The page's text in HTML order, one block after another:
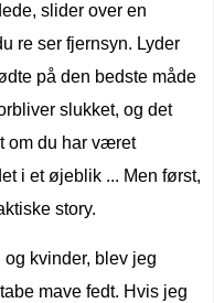
slider over en
re ser fjernsyn. Lyder
på den bedste måde
slukket, og det
om du har været
i et øjeblik ... Men først,
story.
kvinder, blev jeg
mave fedt. Hvis jeg